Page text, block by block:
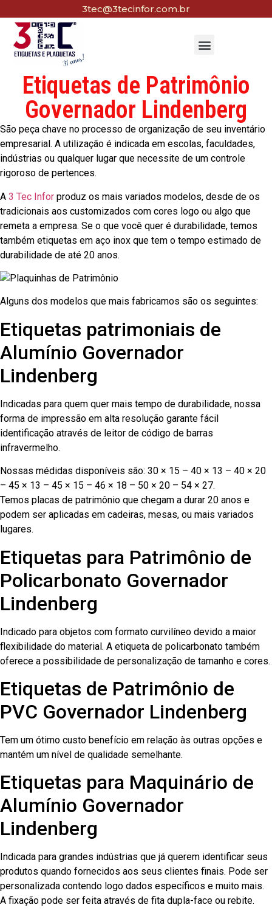
3tec@3tecinfor.com.br
Etiquetas de Patrimônio
Governador Lindenberg
São peça chave no processo de organização de seu inventário
empresarial. A utilização é indicada em escolas, faculdades,
indústrias ou qualquer lugar que necessite de um controle
rigoroso de pertences.
A 3 Tec Infor produz os mais variados modelos, desde de os
tradicionais aos customizados com cores logo ou algo que
remeta a empresa. Se o que você quer é durabilidade, temos
também etiquetas em aço inox que tem o tempo estimado de
durabilidade de até 20 anos.
Alguns dos modelos que mais fabricamos são os seguintes:
Etiquetas patrimoniais de
Alumínio Governador
Lindenberg
Indicadas para quem quer mais tempo de durabilidade, nossa
forma de impressão em alta resolução garante fácil
identificação através de leitor de código de barras
infravermelho.
Nossas médidas disponíveis são: 30 × 15 – 40 × 13 – 40 × 20
– 45 × 13 – 45 × 15 – 46 × 18 – 50 × 20 – 54 × 27.
Temos placas de patrimônio que chegam a durar 20 anos e
podem ser aplicadas em cadeiras, mesas, ou mais variados
lugares.
Etiquetas para Patrimônio de
Policarbonato Governador
Lindenberg
Indicado para objetos com formato curvilíneo devido a maior
flexibilidade do material. A etiqueta de policarbonato também
oferece a possibilidade de personalização de tamanho e cores.
Etiquetas de Patrimônio de
PVC Governador Lindenberg
Tem um ótimo custo benefício em relação às outras opções e
mantém um nível de qualidade semelhante.
Etiquetas para Maquinário de
Alumínio Governador
Lindenberg
Indicada para grandes indústrias que já querem identificar seus
produtos quando fornecidos aos seus clientes finais. Pode ser
personalizada contendo logo dados específicos e muito mais.
A fixação pode ser feita através de fita dupla-face ou rebite.